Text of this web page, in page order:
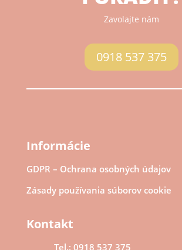
Zavolajte nám
0918 537 375
Informácie
GDPR – Ochrana osobných údajov
Zásady používania súborov cookie
Kontakt
Tel.: 0918 537 375